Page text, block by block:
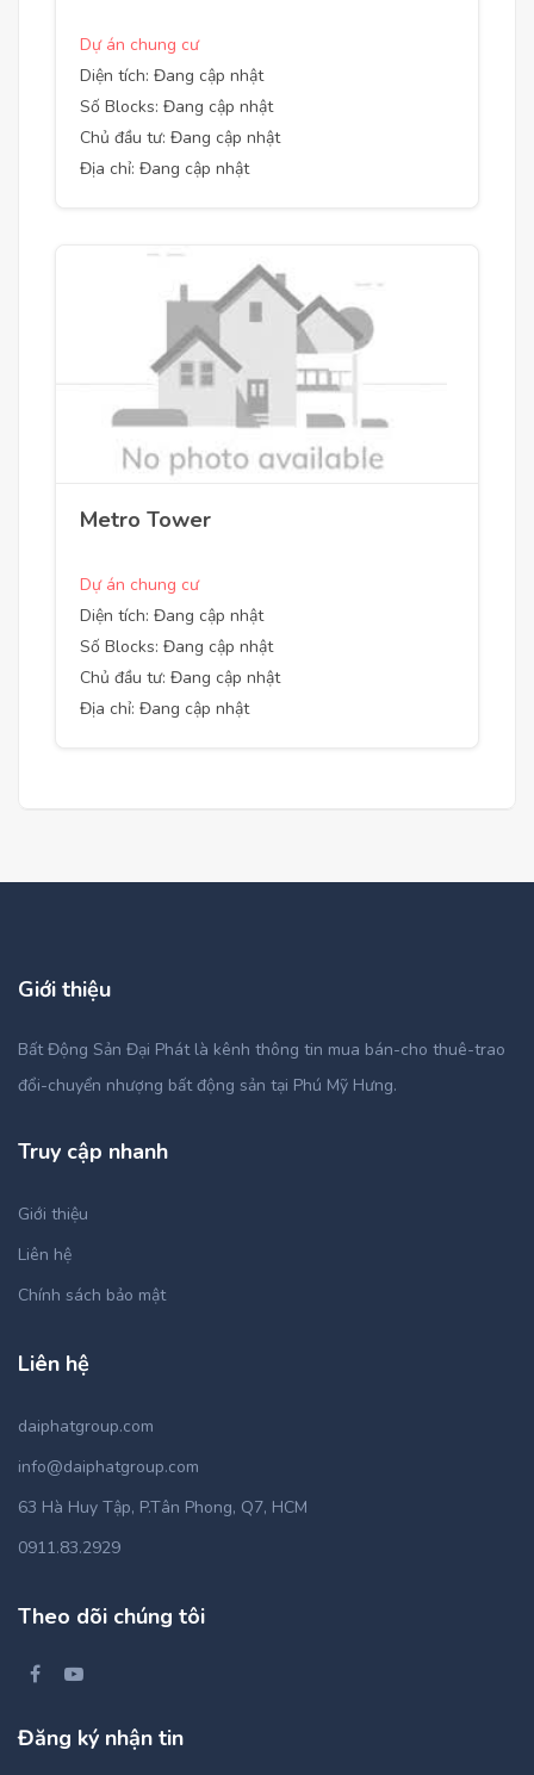
Dự án chung cư
Diện tích: Đang cập nhật
Số Blocks: Đang cập nhật
Chủ đầu tư: Đang cập nhật
Địa chỉ: Đang cập nhật
Metro Tower
Dự án chung cư
Diện tích: Đang cập nhật
Số Blocks: Đang cập nhật
Chủ đầu tư: Đang cập nhật
Địa chỉ: Đang cập nhật
Giới thiệu
Bất Động Sản Đại Phát là kênh thông tin mua bán-cho thuê-trao
đổi-chuyển nhượng bất động sản tại Phú Mỹ Hưng.
Truy cập nhanh
Giới thiệu
Liên hệ
Chính sách bảo mật
Liên hệ
daiphatgroup.com
info@daiphatgroup.com
63 Hà Huy Tập, P.Tân Phong, Q7, HCM
0911.83.2929
Theo dõi chúng tôi
Đăng ký nhận tin